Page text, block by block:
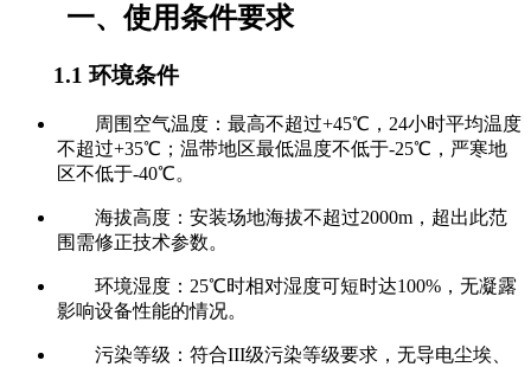
一、使用条件要求
1.1 环境条件
周围空气温度：最高不超过+45℃，24小时平均温度
不超过+35℃；温带地区最低温度不低于-25℃，严寒地
区不低于-40℃。
海拔高度：安装场地海拔不超过2000m，超出此范
围需修正技术参数。
环境湿度：25℃时相对湿度可短时达100%，无凝露
影响设备性能的情况。
污染等级：符合III级污染等级要求，无导电尘埃、